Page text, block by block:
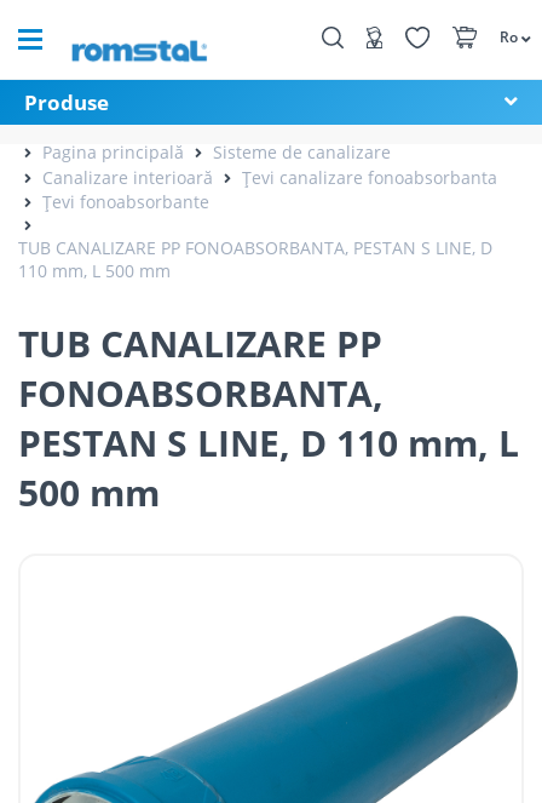
Ro
Produse
Pagina principală
Sisteme de canalizare
Canalizare interioară
Țevi canalizare fonoabsorbanta
Țevi fonoabsorbante
TUB CANALIZARE PP FONOABSORBANTA, PESTAN S LINE, D
110 mm, L 500 mm
TUB CANALIZARE PP
FONOABSORBANTA,
PESTAN S LINE, D 110 mm, L
500 mm